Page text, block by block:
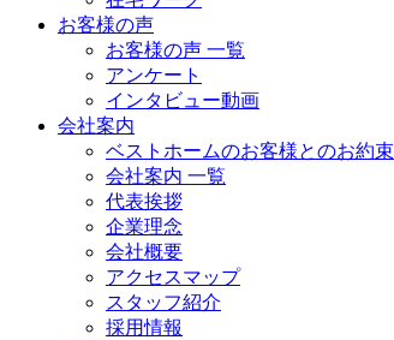
お客様の声
お客様の声 一覧
アンケート
インタビュー動画
会社案内
ベストホームのお客様とのお約束
会社案内 一覧
代表挨拶
企業理念
会社概要
アクセスマップ
スタッフ紹介
採用情報